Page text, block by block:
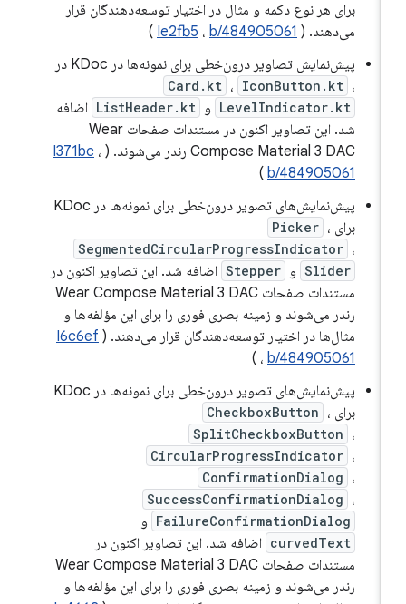
برای هر نوع دکمه و مثال در اختیار توسعه‌دهندگان قرار
می‌دهند. (
Ie2fb5،b/484905061
)
پیش‌نمایش تصاویر درون‌خطی برای نمونه‌ها در KDoc در
Card.kt ، IconButton.kt
LevelIndicator.kt و ListHeader.kt اضافه
شد. این تصاویر اکنون در مستندات صفحات Wear
Compose Material 3 DAC رندر می‌شوند. (
I371bc ،
b/484905061
)
پیش‌نمایش‌های تصویر درون‌خطی برای نمونه‌ها در KDoc
برای
Picker ،
SegmentedCircularProgressIndicator
Slider و Stepper اضافه شد. این تصاویر اکنون در
مستندات صفحات Wear Compose Material 3 DAC
رندر می‌شوند و زمینه بصری فوری را برای این مؤلفه‌ها و
مثال‌ها در اختیار توسعه‌دهندگان قرار می‌دهند. (I6c6ef
،b/484905061
)
پیش‌نمایش‌های تصویر درون‌خطی برای نمونه‌ها در KDoc
برای
CheckboxButton ،
SplitCheckboxButton
CircularProgressIndicator
ConfirmationDialog
SuccessConfirmationDialog
FailureConfirmationDialog و
curvedText اضافه شد. این تصاویر اکنون در
مستندات صفحات Wear Compose Material 3 DAC
رندر می‌شوند و زمینه بصری فوری را برای این مؤلفه‌ها و